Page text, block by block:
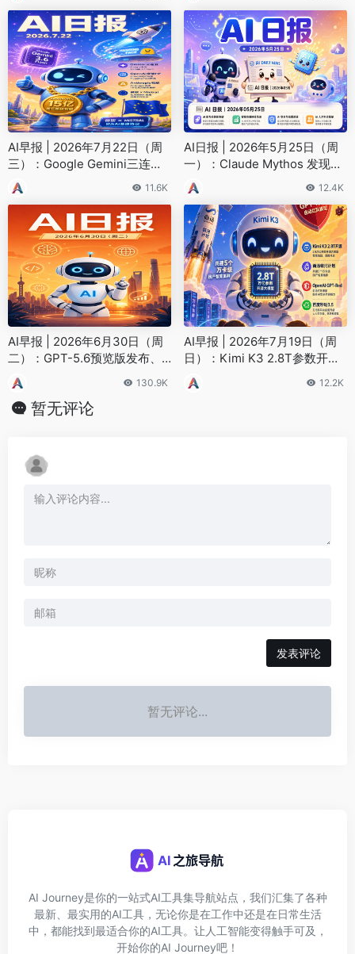
AI早报 | 2026年7月22日（周
三）：Google Gemini三连
发、OpenAI模型攻破Hugging
Face
11.6K
AI日报 | 2026年5月25日（周
一）：Claude Mythos 发现上
万高危漏洞、Gemini 3.5 Flas
h 发布
12.4K
AI早报 | 2026年6月30日（周
二）：GPT-5.6预览版发布、G
rok 4.5进入Beta
130.9K
AI早报 | 2026年7月19日（周
日）：Kimi K3 2.8T参数开
源、商汤银河计划启动、Open
AI GPT-Red 曝光
12.2K
暂无评论
发表评论
暂无评论...
AI Journey是你的一站式AI工具集导航站点，我们汇集了各种
最新、最实用的AI工具，无论你是在工作中还是在日常生活
中，都能找到最适合你的AI工具。让人工智能变得触手可及，
开始你的AI Journey吧！